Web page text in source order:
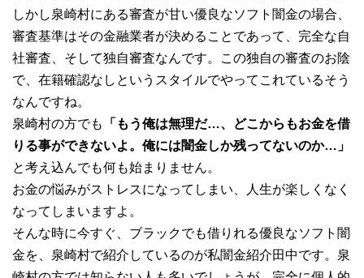
しかし泉崎村にある審査が甘い優良なソフト闇金の場合、
審査基準はその金融業者が決めることであって、完全な自
社審査、そして独自審査なんです。この独自の審査のお陰
で、在籍確認なしというスタイルでやってこれているそう
なんですね。
泉崎村の方でも
「もう俺は無理だ…、どこからもお金を借
りる事ができないよ。俺には闇金しか残ってないのか…」
と考え込んでも何も始まりません。
お金の悩みがストレスになってしまい、人生が楽しくなく
なってしまいますよ。
そんな時に今すぐ、ブラックでも借りれる優良なソフト闇
金を、泉崎村で紹介しているのが私闇金紹介田中です。泉